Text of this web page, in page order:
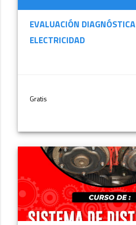
EVALUACIÓN DIAGNÓSTICA
ELECTRICIDAD
Gratis